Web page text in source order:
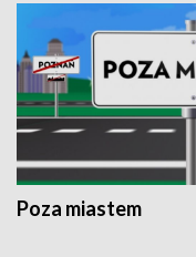
Poza miastem